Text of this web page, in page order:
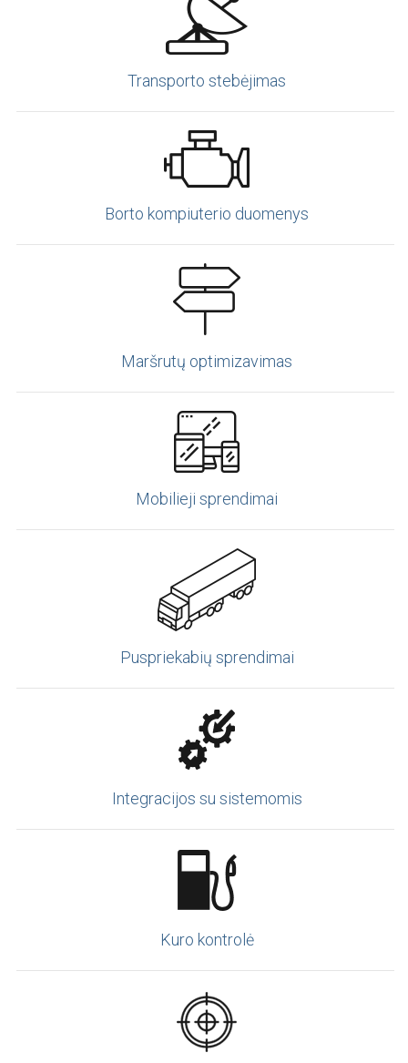
Transporto stebėjimas
Borto kompiuterio duomenys
Maršrutų optimizavimas
Mobilieji sprendimai
Puspriekabių sprendimai
Integracijos su sistemomis
Kuro kontrolė